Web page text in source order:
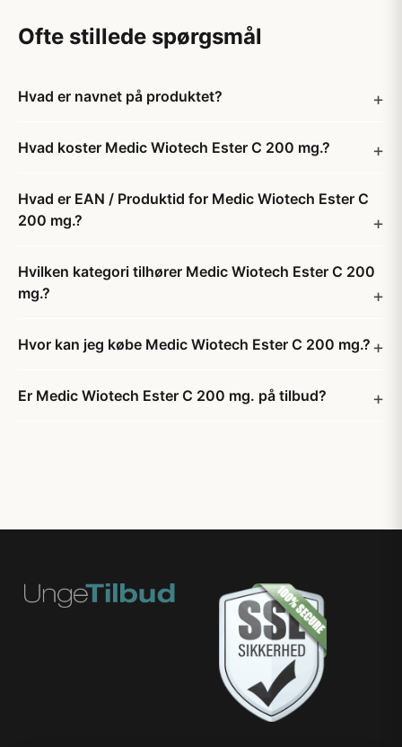
Ofte stillede spørgsmål
Hvad er navnet på produktet?
Hvad koster Medic Wiotech Ester C 200 mg.?
Hvad er EAN / Produktid for Medic Wiotech Ester C
200 mg.?
Hvilken kategori tilhører Medic Wiotech Ester C 200
mg.?
Hvor kan jeg købe Medic Wiotech Ester C 200 mg.?
Er Medic Wiotech Ester C 200 mg. på tilbud?